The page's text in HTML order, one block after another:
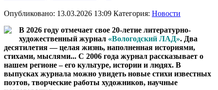
Опубликовано: 13.03.2026 13:09 Категория: Новости
В 2026 году отмечает свое 20-летие литературно-
художественный журнал «Вологодский ЛАД». Два
десятилетия — целая жизнь, наполненная историями,
стихами, мыслями... С 2006 года журнал рассказывает о
нашем регионе – его культуре, истории и людях. В
выпусках журнала можно увидеть новые стихи известных
поэтов, творческие работы художников, научные